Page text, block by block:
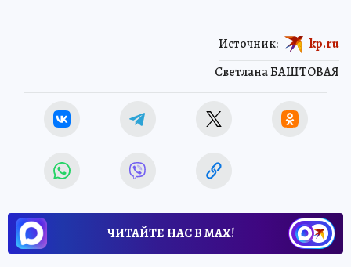
Светлана БАШТОВАЯ
Источник: kp.ru
ЧИТАЙТЕ НАС В МАХ!